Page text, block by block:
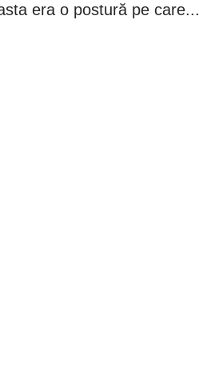
era o postură pe care...